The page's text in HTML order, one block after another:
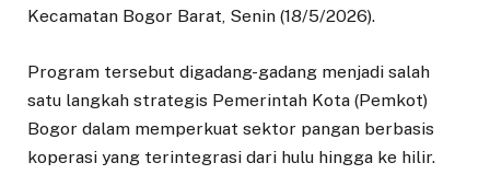
Kecamatan Bogor Barat, Senin (18/5/2026).
Program tersebut digadang-gadang menjadi salah
satu langkah strategis Pemerintah Kota (Pemkot)
Bogor dalam memperkuat sektor pangan berbasis
koperasi yang terintegrasi dari hulu hingga ke hilir.